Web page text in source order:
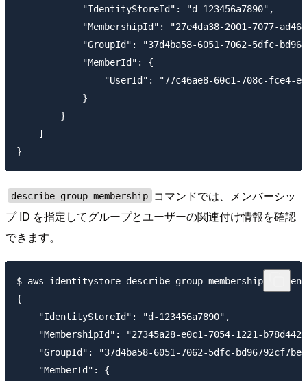
            "IdentityStoreId": "d-123456a7890",
"MembershipId": "27e4da38-2001-7077-
"GroupId": "37d4ba58-6051-7062-5dfc-
            "MemberId": {
"UserId": "77c46ae8-60c1-708c-fce4-
            }
        }
    ]
describe-group-membership
コマンドでは、メンバーシッ
プ ID を指定してグループとユーザーの関連付け情報を確認
できます。
$ aws identitystore describe-group-membership --
{
    "IdentityStoreId": "d-123456a7890",
"MembershipId": "27345a28-e0c1-7054-1221-
"GroupId": "37d4ba58-6051-7062-5dfc-
    "MemberId": {